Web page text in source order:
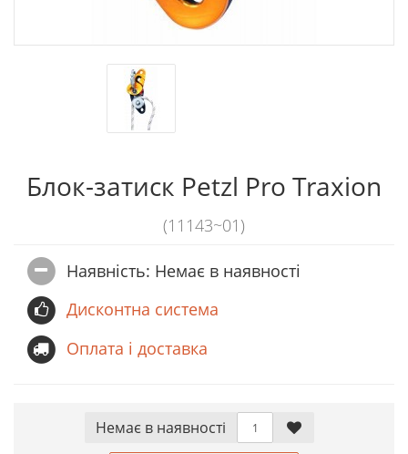
Блок-затиск Petzl Pro Traxion
(11143~01)
Наявність: Немає в наявностi
Дисконтна система
Оплата і доставка
Немає в наявностi